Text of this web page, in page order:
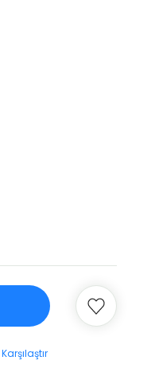
Karşılaştır